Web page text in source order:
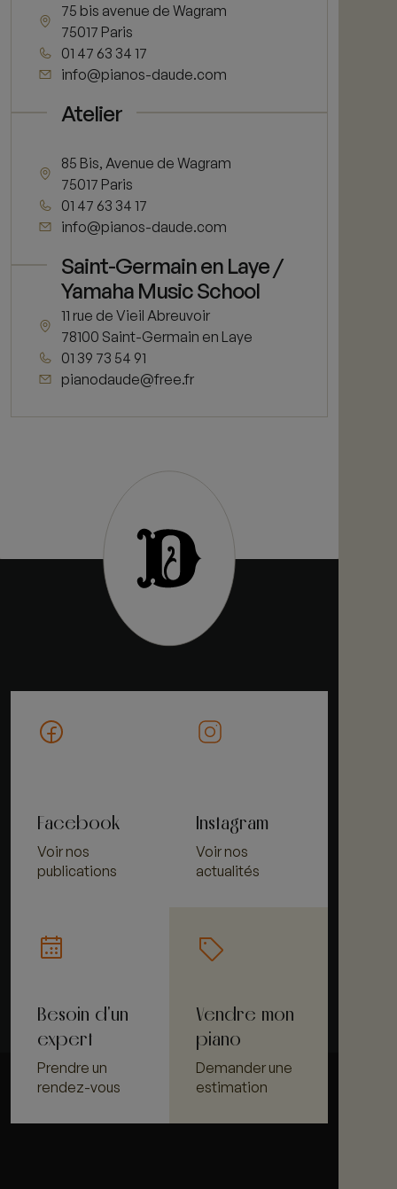
75 bis avenue de Wagram
75017 Paris
01 47 63 34 17
info@pianos-daude.com
Atelier
85 Bis, Avenue de Wagram
75017 Paris
01 47 63 34 17
info@pianos-daude.com
Saint-Germain en Laye /
Yamaha Music School
11 rue de Vieil Abreuvoir
78100 Saint-Germain en Laye
01 39 73 54 91
pianodaude@free.fr
Facebook
Voir nos
publications
Instagram
Voir nos
actualités
Besoin d'un
expert
Prendre un
rendez-vous
Vendre mon
piano
Demander une
estimation